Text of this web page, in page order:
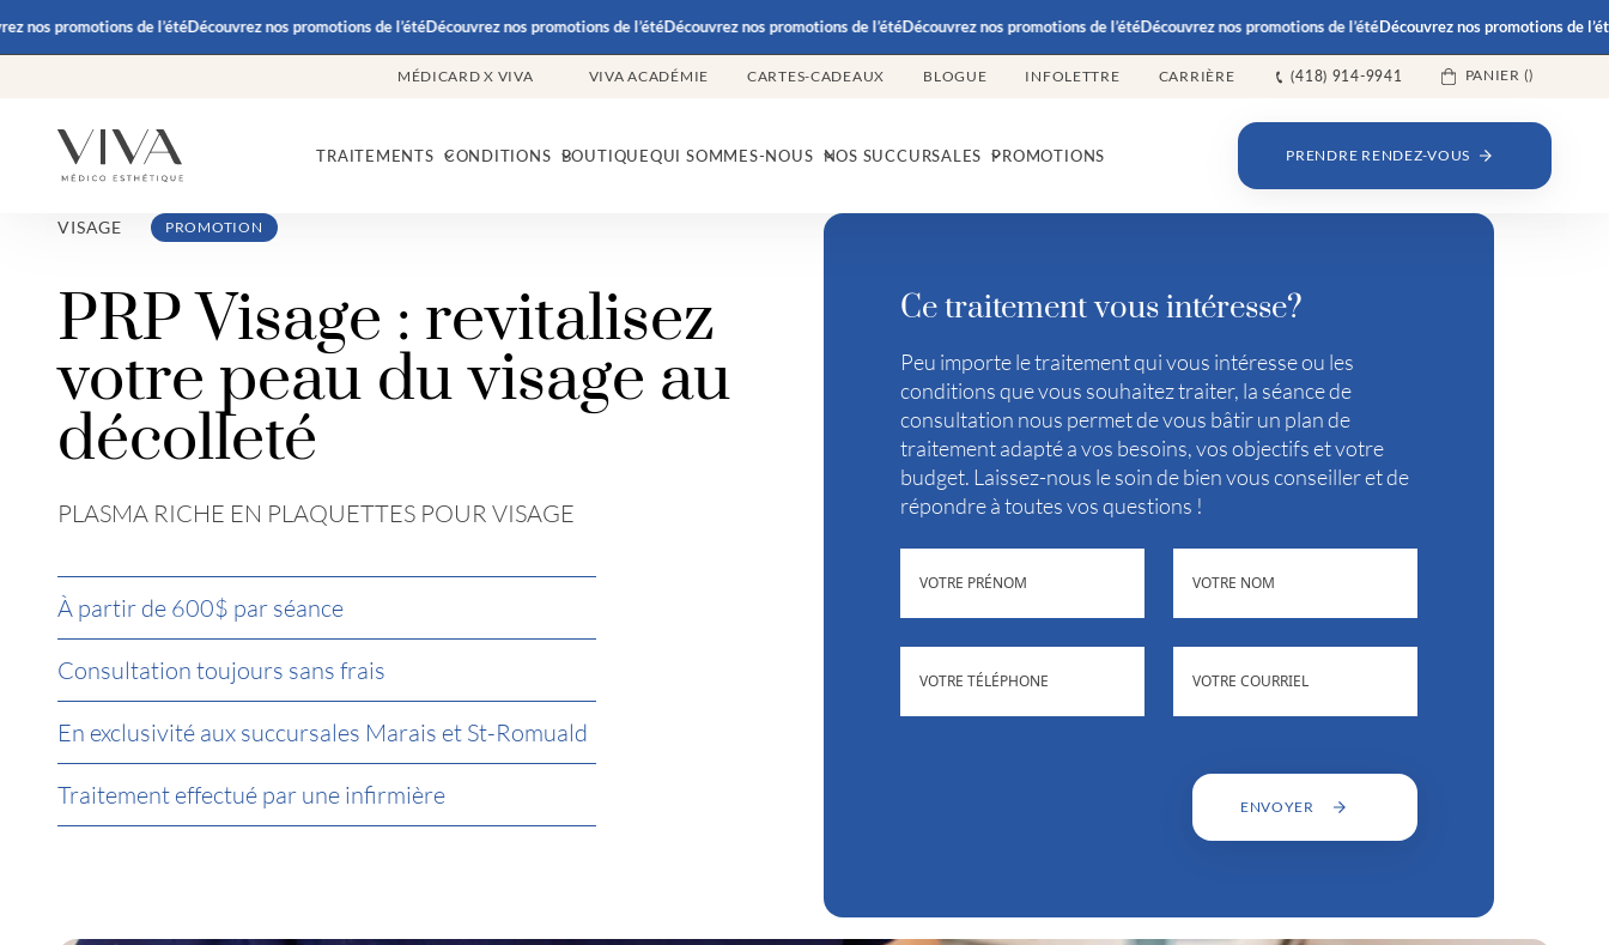
promotions de l’étéDécouvrez nos promotions de l’étéDécouvrez nos promotions de l’étéDécouvrez nos promotions de l’étéDécouvrez nos promotions de l’étéDécouvrez nos promotions de l’étéDécouvrez nos promotions de l’été
MÉDICARD X VIVA VIVA ACADÉMIE CARTES-CADEAUX BLOGUE INFOLETTRE CARRIÈRE (418) 914-9941 PANIER ()
TRAITEMENTS CONDITIONS BOUTIQUEQUI SOMMES-NOUS NOS SUCCURSALES PROMOTIONS PRENDRE RENDEZ-VOUS
PROMOTION
VISAGE
PRP Visage : revitalisez
votre peau du visage au
décolleté
PLASMA RICHE EN PLAQUETTES POUR VISAGE
À partir de 600$ par séance
Consultation toujours sans frais
En exclusivité aux succursales Marais et St-Romuald
Traitement effectué par une infirmière
Ce traitement vous intéresse?
Peu importe le traitement qui vous intéresse ou les
conditions que vous souhaitez traiter, la séance de
consultation nous permet de vous bâtir un plan de
traitement adapté a vos besoins, vos objectifs et votre
budget. Laissez-nous le soin de bien vous conseiller et de
répondre à toutes vos questions !
COURRIEL(NÉCESSAIRE)
ENVOYER